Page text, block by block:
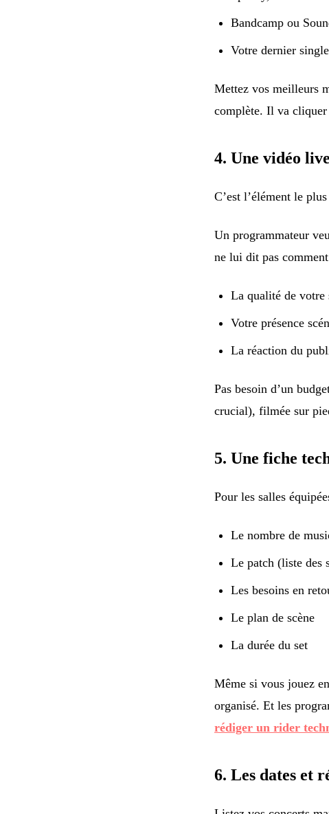
Bandcamp ou
Votre dernier
Mettez vos meilleurs
complète. Il va cliquer
4. Une vidéo live
C’est l’élément le
Un programmateur
ne lui dit pas
La qualité de votre
Votre présence
La réaction du
Pas besoin d’un
crucial), filmée sur
5. Une fiche
Pour les salles
Le nombre de
Le patch (liste des
Les besoins en
Le plan de scène
La durée du set
Même si vous jouez
organisé. Et les
rédiger un rider
6. Les dates et